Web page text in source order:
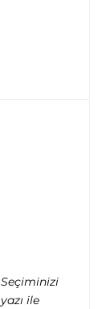
Seçiminizi
yazı ile